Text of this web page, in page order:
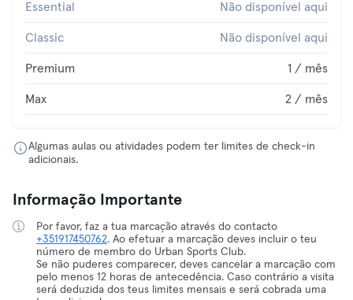
Essential Não disponível aqui
Classic Não disponível aqui
Premium 1 / mês
Max 2 / mês
Algumas aulas ou atividades podem ter limites de check-in
adicionais.
Informação Importante
Por favor, faz a tua marcação através do contacto
+351917450762. Ao efetuar a marcação deves incluir o teu
número de membro do Urban Sports Club.
Se não puderes comparecer, deves cancelar a marcação com
pelo menos 12 horas de antecedência. Caso contrário a visita
será deduzida dos teus limites mensais e será cobrada uma